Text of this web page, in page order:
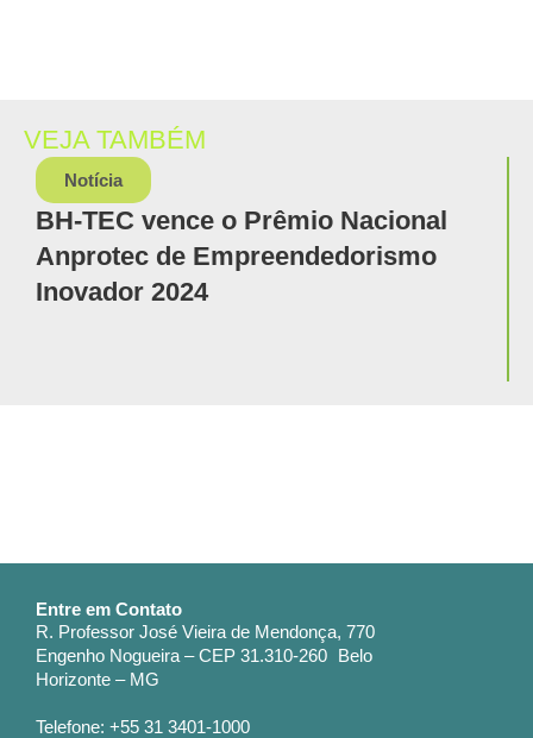
VEJA TAMBÉM
Notícia
BH-TEC vence o Prêmio Nacional
Anprotec de Empreendedorismo
Inovador 2024
Entre em Contato
R. Professor José Vieira de Mendonça, 770
Engenho Nogueira – CEP 31.310-260 Belo
Horizonte – MG
Telefone: +55 31 3401-1000